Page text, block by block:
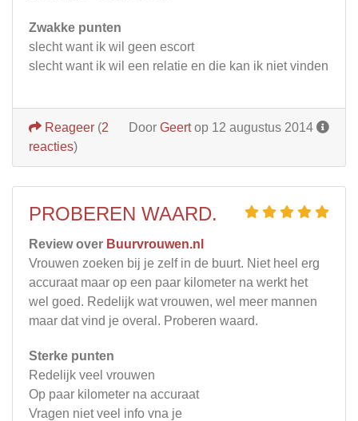
Zwakke punten
slecht want ik wil geen escort
slecht want ik wil een relatie en die kan ik niet vinden
Door Geertop 12 augustus 2014
Reageer (2
reacties)
PROBEREN WAARD.
Review over Buurvrouwen.nl
Vrouwen zoeken bij je zelf in de buurt. Niet heel erg
accuraat maar op een paar kilometer na werkt het
wel goed. Redelijk wat vrouwen, wel meer mannen
maar dat vind je overal. Proberen waard.
Sterke punten
Redelijk veel vrouwen
Op paar kilometer na accuraat
Vragen niet veel info vna je